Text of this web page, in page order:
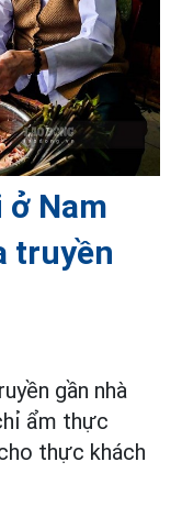
ở Nam
truyền
gần nhà
ẩm thực
thực khách